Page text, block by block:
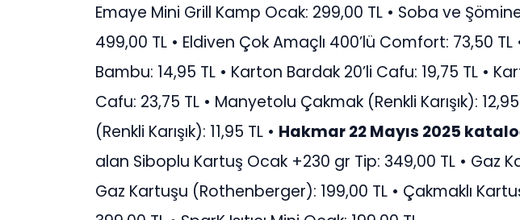
Emaye Mini Grill Kamp Ocak: 299,00 TL • Soba ve
499,00 TL • Eldiven Çok Amaçlı 400’lü Comfort: 73,50 TL
Bambu: 14,95 TL • Karton Bardak 20’li Cafu: 19,75 TL •
Cafu: 23,75 TL • Manyetolu Çakmak (Renkli Karışık):
(Renkli Karışık): 11,95 TL • Hakmar 22 Mayıs 2025
alan Siboplu Kartuş Ocak +230 gr Tip: 349,00 TL • Gaz
Gaz Kartuşu (Rothenberger): 199,00 TL • Çakmaklı